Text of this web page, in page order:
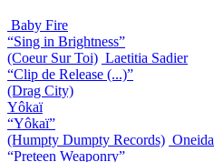
Baby Fire
“Sing in Brightness”
(Coeur Sur Toi) Laetitia Sadier
“Clip de Release (...)”
(Drag City)
Yôkaï
“Yôkaï”
(Humpty Dumpty Records) Oneida
“Preteen Weaponry”